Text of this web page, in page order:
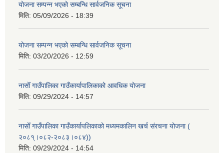
योजना सम्पन्न भएको सम्बन्धि सार्वजनिक सूचना
मिति: 05/09/2026 - 18:39
योजना सम्पन्न भएको सम्बन्धि सार्वजनिक सूचना
मिति: 03/20/2026 - 12:59
नासोँ गाउँपालिका गाउँकार्यापालिकाको आवधिक योजना
मिति: 09/29/2024 - 14:57
नासोँ गाउँपालिका गाउँकार्यापलिकाको मध्यमकालिन खर्च संरचना योजना (
२०८१्।०८२-२०८३।०८४))
मिति: 09/29/2024 - 14:54